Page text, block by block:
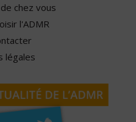
chez vous
l'ADMR
légales